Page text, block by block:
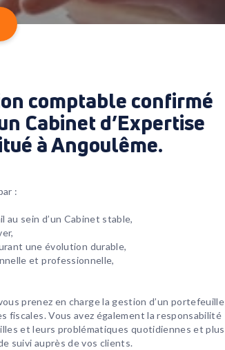
comptable confirmé
Cabinet d’Expertise
àAngoulême.
:
au sein d’un Cabinet stable,
une évolution durable,
et professionnelle,
prenez en charge la gestion d’un portefeuille
fiscales. Vous avez également la responsabilité
et leurs problématiques quotidiennes et plus
suivi auprès de vos clients.